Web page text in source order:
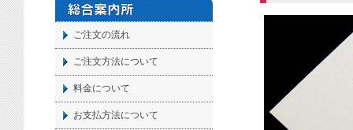
ご注文の流れ
ご注文方法について
料金について
お支払方法について